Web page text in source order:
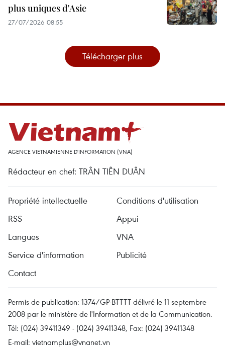
plus uniques d'Asie
27/07/2026 08:55
Télécharger plus
AGENCE VIETNAMIENNE D'INFORMATION (VNA)
Rédacteur en chef: TRÂN TIÊN DUÂN
Propriété intellectuelle
Conditions d'utilisation
RSS
Appui
Langues
VNA
Service d'information
Publicité
Contact
Permis de publication: 1374/GP-BTTTT délivré le 11 septembre
2008 par le ministère de l'Information et de la Communication.
Tél: (024) 39411349 - (024) 39411348, Fax: (024) 39411348
E-mail: vietnamplus@vnanet.vn